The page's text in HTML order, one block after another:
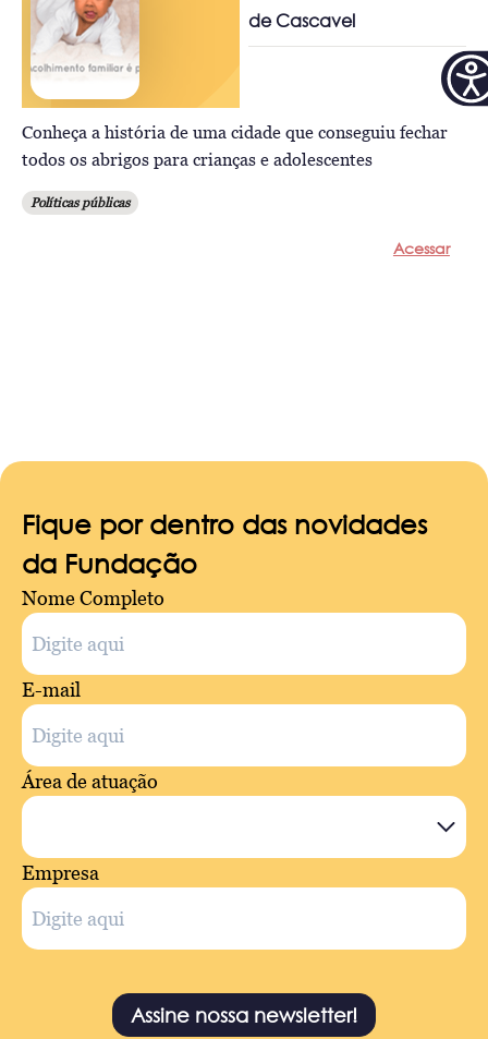
de Cascavel
Conheça a história de uma cidade que conseguiu fechar
todos os abrigos para crianças e adolescentes
Políticas públicas
Acessar
Fique por dentro das novidades
da Fundação
Nome Completo
E-mail
Área de atuação
Empresa
Assine nossa newsletter!